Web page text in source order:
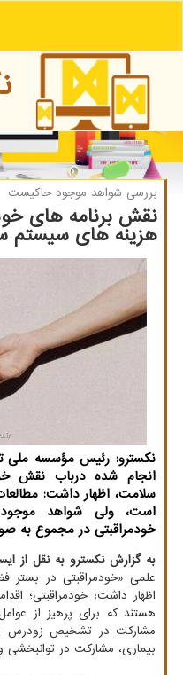
بررسی شواهد موجود حاكیست
نقش برنامه های
هزینه های سیستم
نکسترو: رئیس مؤسسه ملی
انجام شده درباب نقش
سلامت، اظهار داشت:
است، ولی شواهد
خودمراقبتی در مجموع به
به گزارش نکسترو به نقل از
علمی «خودمراقبتی در بستر
اظهار داشت: خودمراقبتی؛
هستند که برای پرهیز از
مشارکت در تشخیص زودرس
بیماری، مشارکت در توانبخشی